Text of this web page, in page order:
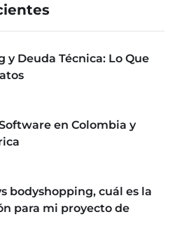
y Deuda Técnica: Lo Que
en Colombia y
bodyshopping, cuál es la
para mi proyecto de